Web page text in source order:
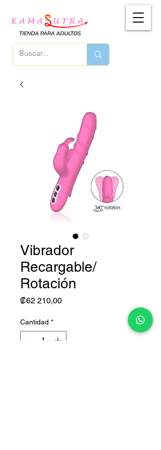
Vibrador
Recargable/
Rotación
₡62 210,00Precio
Cantidad *